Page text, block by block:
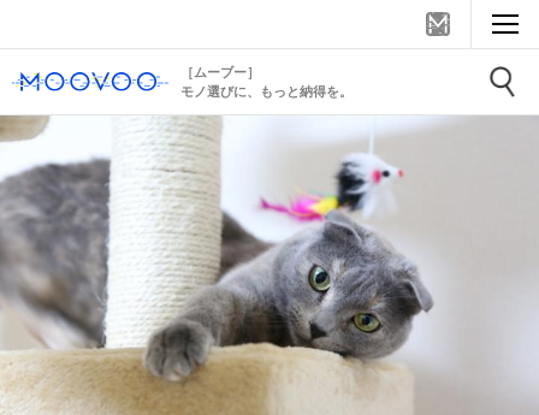
［ムーブー］
モノ選びに、もっと納得を。